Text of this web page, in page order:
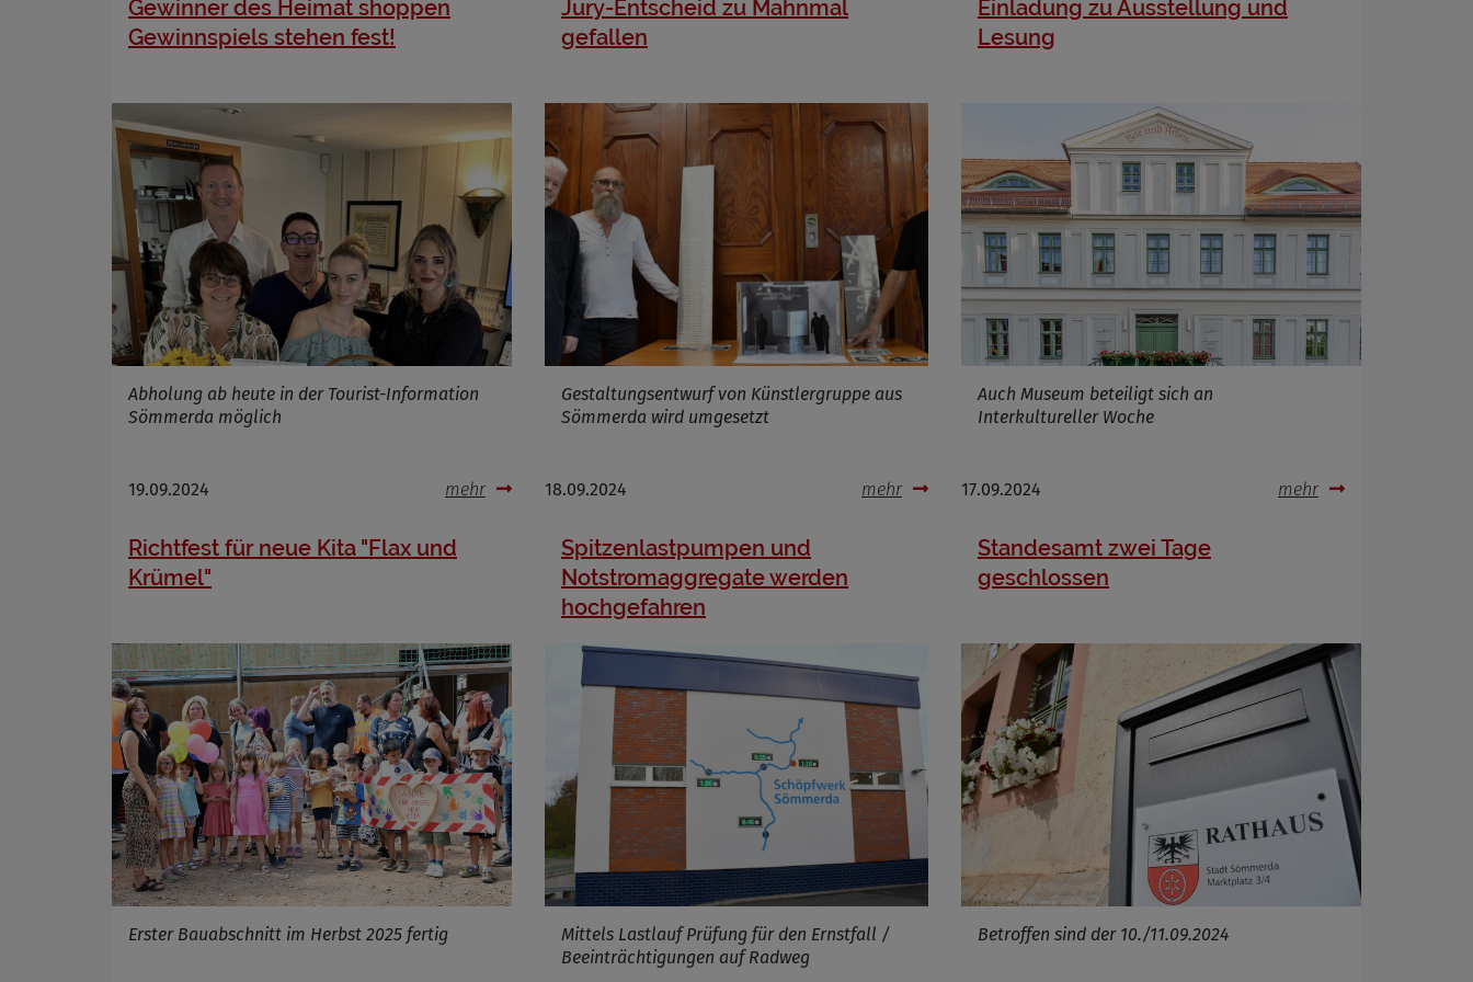
Gewinner des Heimat shoppen
Gewinnspiels stehen fest!
Abholung ab heute in der Tourist-Information
Sömmerda möglich
19.09.2024 mehr
Jury-Entscheid zu Mahnmal
gefallen
Gestaltungsentwurf von Künstlergruppe aus
Sömmerda wird umgesetzt
18.09.2024 mehr
Einladung zu Ausstellung und
Lesung
Auch Museum beteiligt sich an
Interkultureller Woche
17.09.2024 mehr
Richtfest für neue Kita "Flax und
Krümel"
Erster Bauabschnitt im Herbst 2025 fertig
Spitzenlastpumpen und
Notstromaggregate werden
hochgefahren
Mittels Lastlauf Prüfung für den Ernstfall /
Beeinträchtigungen auf Radweg
Standesamt zwei Tage
geschlossen
Betroffen sind der 10./11.09.2024
Zweck
Infos schließen